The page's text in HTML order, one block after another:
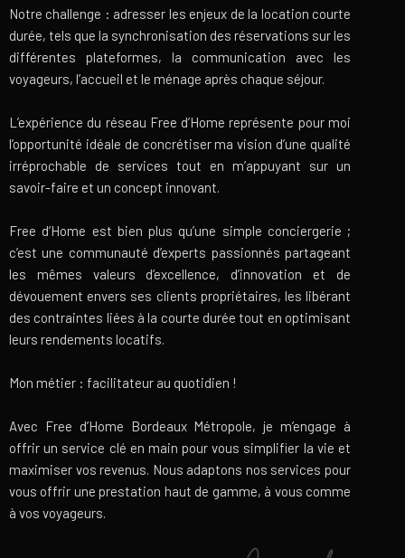
Notre challenge : adresser les enjeux de la location courte
durée, tels que la synchronisation des réservations sur les
différentes plateformes, la communication avec les
voyageurs, l’accueil et le ménage après chaque séjour.
L’expérience du réseau Free d’Home représente pour moi
l’opportunité idéale de concrétiser ma vision d’une qualité
irréprochable de services tout en m’appuyant sur un
savoir-faire et un concept innovant.
Free d’Home est bien plus qu’une simple conciergerie ;
c’est une communauté d’experts passionnés partageant
les mêmes valeurs d’excellence, d’innovation et de
dévouement envers ses clients propriétaires, les libérant
des contraintes liées à la courte durée tout en optimisant
leurs rendements locatifs.
Mon métier : facilitateur au quotidien !
Avec Free d’Home Bordeaux Métropole, je m’engage à
offrir un service clé en main pour vous simplifier la vie et
maximiser vos revenus. Nous adaptons nos services pour
vous offrir une prestation haut de gamme, à vous comme
à vos voyageurs.